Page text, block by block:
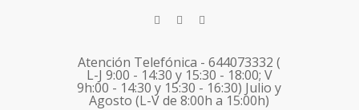
twitterfacebookinstagram
Atención Telefónica - 644073332 (
L-J 9:00 - 14:30 y 15:30 - 18:00; V
9h:00 - 14:30 y 15:30 - 16:30) Julio y
Agosto (L-V de 8:00h a 15:00h)